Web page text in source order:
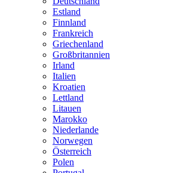
Estland
Finnland
Frankreich
Griechenland
Großbritannien
Irland
Italien
Kroatien
Lettland
Litauen
Marokko
Niederlande
Norwegen
Österreich
Polen